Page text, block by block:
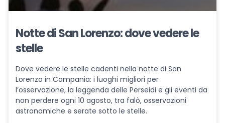
Notte di San Lorenzo: dove vedere le
stelle
Dove vedere le stelle cadenti nella notte di San
Lorenzo in Campania: i luoghi migliori per
l’osservazione, la leggenda delle Perseidi e gli eventi da
non perdere ogni 10 agosto, tra falò, osservazioni
astronomiche e serate sotto le stelle.